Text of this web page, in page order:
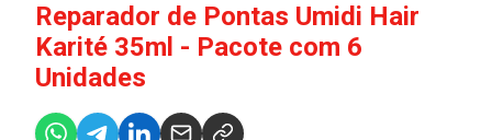
Reparador de Pontas Umidi Hair
Karité 35ml - Pacote com 6
Unidades